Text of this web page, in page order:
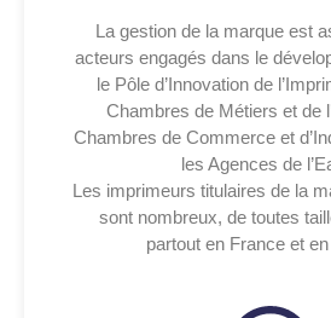
La gestion de la marque est
acteurs engagés dans le
le Pôle d’Innovation de
Chambres de Métiers et de
Chambres de Commerce et
les Agences de
Les imprimeurs titulaires de la
sont nombreux, de toutes
partout en France et